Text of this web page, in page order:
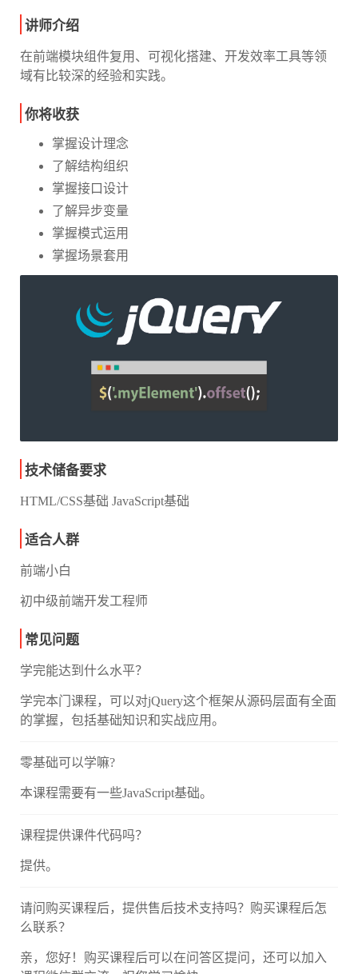
讲师介绍
在前端模块组件复用、可视化搭建、开发效率工具等领
域有比较深的经验和实践。
你将收获
掌握设计理念
了解结构组织
掌握接口设计
了解异步变量
掌握模式运用
掌握场景套用
技术储备要求
HTML/CSS基础 JavaScript基础
适合人群
前端小白
初中级前端开发工程师
常见问题
学完能达到什么水平？
学完本门课程，可以对jQuery这个框架从源码层面有全面
的掌握，包括基础知识和实战应用。
零基础可以学嘛?
本课程需要有一些JavaScript基础。
课程提供课件代码吗？
提供。
请问购买课程后，提供售后技术支持吗？购买课程后怎
么联系？
亲，您好！购买课程后可以在问答区提问，还可以加入